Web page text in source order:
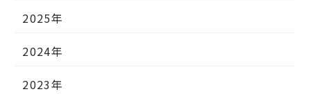
2025年
2024年
2023年